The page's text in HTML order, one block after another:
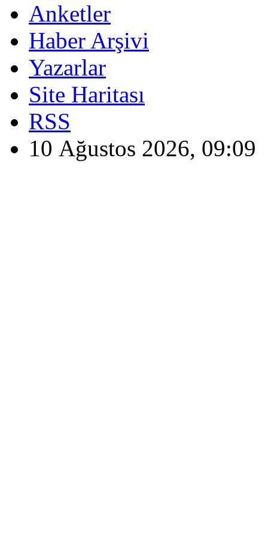
Anketler
Haber Arşivi
Yazarlar
Site Haritası
RSS
10 Ağustos 2026, 09:09